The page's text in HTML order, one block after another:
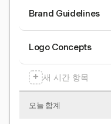
Brand Guidelines
Logo Concepts
+ 새 시간 항목
오늘 합계